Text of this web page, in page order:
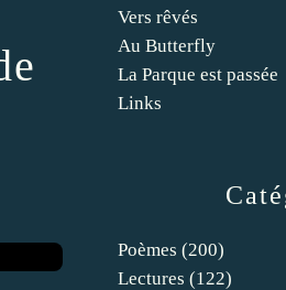
Poèmes (200)
Lectures (122)
Vers rêvés
Au Butterfly
La Parque est passée
Links